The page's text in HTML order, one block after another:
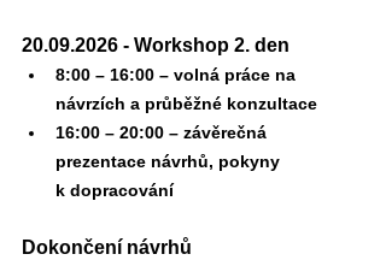
20.09.2026 - Workshop 2. den
8:00 – 16:00 – volná práce na
návrzích a průběžné konzultace
16:00 – 20:00 – závěrečná
prezentace návrhů, pokyny
k dopracování
Dokončení návrhů